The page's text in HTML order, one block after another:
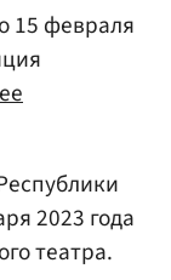
15 февраля
2023 года
театра.